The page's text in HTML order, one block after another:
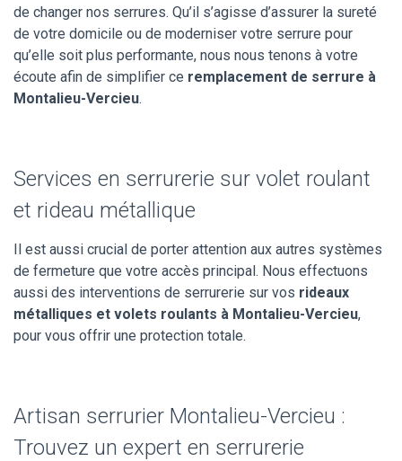
de changer nos serrures. Qu’il s’agisse d’assurer la sureté
de votre domicile ou de moderniser votre serrure pour
qu’elle soit plus performante, nous nous tenons à votre
écoute afin de simplifier ce remplacement de serrure à
Montalieu-Vercieu.
Services en serrurerie sur volet roulant
et rideau métallique
Il est aussi crucial de porter attention aux autres systèmes
de fermeture que votre accès principal. Nous effectuons
aussi des interventions de serrurerie sur vos rideaux
métalliques et volets roulants à Montalieu-Vercieu,
pour vous offrir une protection totale.
Artisan serrurier Montalieu-Vercieu :
Trouvez un expert en serrurerie